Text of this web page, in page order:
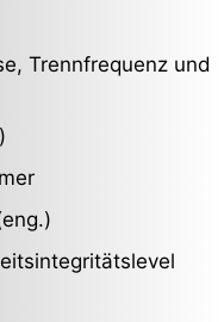
Trennfrequenz und